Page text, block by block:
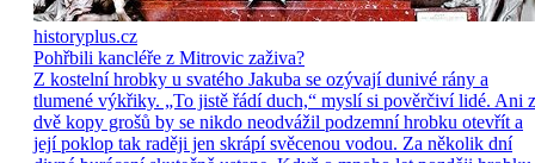
historyplus.cz
Pohřbili kancléře z Mitrovic zaživa?
Z kostelní hrobky u svatého Jakuba se ozývají dunivé rány a
tlumené výkřiky. „To jistě řádí duch,“ myslí si pověrčiví lidé. Ani
dvě kopy grošů by se nikdo neodvážil podzemní hrobku otevřít a
její poklop tak raději jen skrápí svěcenou vodou. Za několik dní